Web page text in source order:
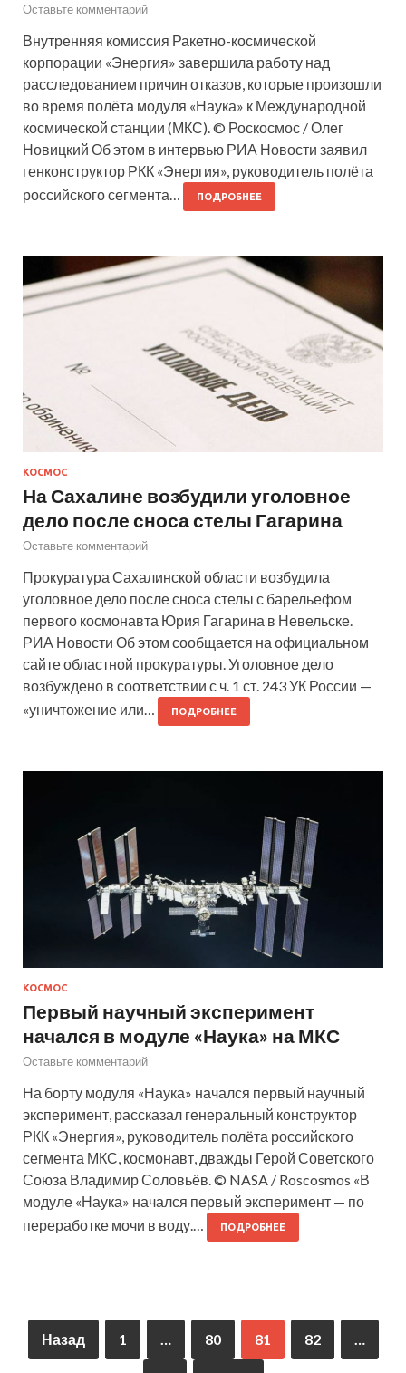
Оставьте комментарий
Внутренняя комиссия Ракетно-космической
корпорации «Энергия» завершила работу над
расследованием причин отказов, которые произошли
во время полёта модуля «Наука» к Международной
космической станции (МКС). © Роскосмос / Олег
Новицкий Об этом в интервью РИА Новости заявил
генконструктор РКК «Энергия», руководитель полёта
российского сегмента…
ПОДРОБНЕЕ
КОСМОС
На Сахалине возбудили уголовное
дело после сноса стелы Гагарина
Оставьте комментарий
Прокуратура Сахалинской области возбудила
уголовное дело после сноса стелы с барельефом
первого космонавта Юрия Гагарина в Невельске.
РИА Новости Об этом сообщается на официальном
сайте областной прокуратуры. Уголовное дело
возбуждено в соответствии с ч. 1 ст. 243 УК России —
«уничтожение или…
ПОДРОБНЕЕ
КОСМОС
Первый научный эксперимент
начался в модуле «Наука» на МКС
Оставьте комментарий
На борту модуля «Наука» начался первый научный
эксперимент, рассказал генеральный конструктор
РКК «Энергия», руководитель полёта российского
сегмента МКС, космонавт, дважды Герой Советского
Союза Владимир Соловьёв. © NASA / Roscosmos «В
модуле «Наука» начался первый эксперимент — по
переработке мочи в воду.…
ПОДРОБНЕЕ
Назад 1 … 80 81 82 …